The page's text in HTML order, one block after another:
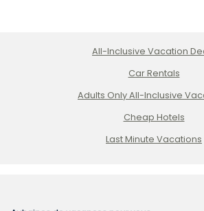
All-Inclusive Vacation
Car Rentals
Adults Only All-Inclusive
Cheap Hotels
Last Minute Vacations